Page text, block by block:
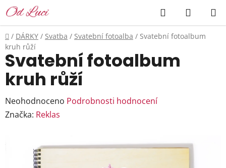
Přejít
na
obsah
Hledat
KOŠÍK
Domů
/ DÁRKY / Svatba / Svatební fotoalba / Svatební fotoalbum
kruh růží
Svatební fotoalbum
kruh růží
Průměrné
hodnocení
Neohodnoceno Podrobnosti hodnocení
Značka: Reklas